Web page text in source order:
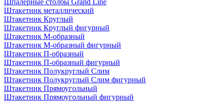
Шпалерные столбы Grand Line
Штакетник металлический
Штакетник Круглый
Штакетник Круглый фигурный
Штакетник М-образный
Штакетник М-образный фигурный
Штакетник П-образный
Штакетник П-образный фигурный
Штакетник Полукруглый Слим
Штакетник Полукруглый Слим фигурный
Штакетник Прямоугольный
Штакетник Прямоугольный фигурный